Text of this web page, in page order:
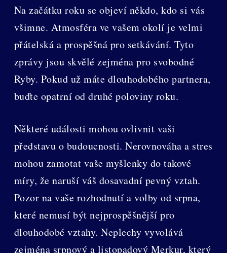
Na začátku roku se objeví někdo, kdo si vás
všimne. Atmosféra ve vašem okolí je velmi
přátelská a prospěšná pro setkávání. Tyto
zprávy jsou skvělé zejména pro svobodné
Ryby. Pokud už máte dlouhodobého partnera,
buďte opatrní od druhé poloviny roku.
Některé události mohou ovlivnit vaši
představu o budoucnosti. Nerovnováha a stres
mohou zamotat vaše myšlenky do takové
míry, že naruší váš dosavadní pevný vztah.
Pozor na vaše rozhodnutí a volby od srpna,
které nemusí být nejprospěšnější pro
dlouhodobé vztahy. Neplechy vyvolává
zejména srpnový a listopadový Merkur, který